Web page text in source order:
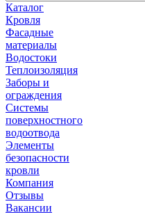
Каталог
Кровля
Фасадные
материалы
Водостоки
Теплоизоляция
Заборы и
ограждения
Системы
поверхностного
водоотвода
Элементы
безопасности
кровли
Компания
Отзывы
Вакансии